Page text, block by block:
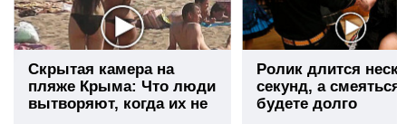
Скрытая камера на
пляже Крыма: Что люди
вытворяют, когда их не
Ролик длится
секунд, а
будете долго